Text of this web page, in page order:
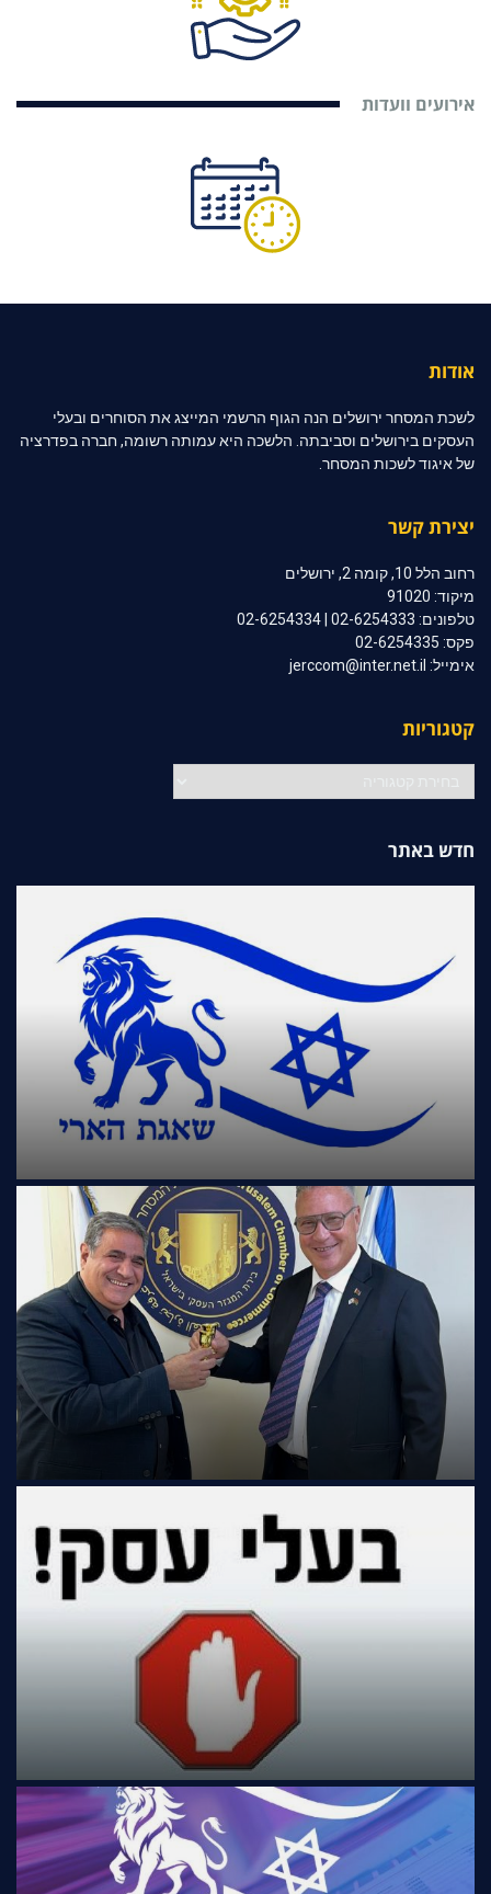
אירועים וועדות
אודות
לשכת המסחר ירושלים הנה הגוף הרשמי המייצג את הסוחרים ובעלי
העסקים בירושלים וסביבתה. הלשכה היא עמותה רשומה, חברה בפדרציה
של איגוד לשכות המסחר.
יצירת קשר
רחוב הלל 10, קומה 2, ירושלים
מיקוד: 91020
טלפונים: 02-6254333 | 02-6254334
פקס: 02-6254335
אימייל: jerccom@inter.net.il
קטגוריות
חדש באתר